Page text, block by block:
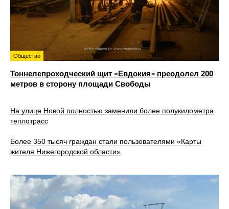
Общество
Тоннелепроходческий щит «Евдокия» преодолел 200
метров в сторону площади Свободы
На улице Новой полностью заменили более полукилометра
теплотрасс
Более 350 тысяч граждан стали пользователями «Карты
жителя Нижегородской области»